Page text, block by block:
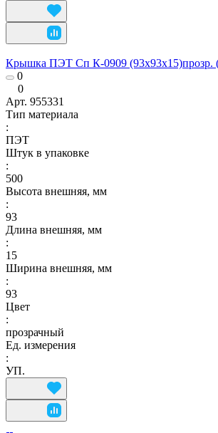
Крышка ПЭТ Сп К-0909 (93x93x15)прозр.
0
0
Арт. 955331
Тип материала
:
ПЭТ
Штук в упаковке
:
500
Высота внешняя, мм
:
93
Длина внешняя, мм
:
15
Ширина внешняя, мм
:
93
Цвет
:
прозрачный
Ед. измерения
:
УП.